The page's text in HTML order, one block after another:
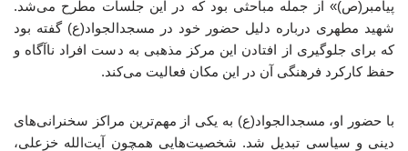
پیامبر(ص)» از جمله مباحثی بود که در این جلسات مطرح می‌شد.
شهید مطهری درباره دلیل حضور خود در مسجدالجواد(ع) گفته بود
که برای جلوگیری از افتادن این مرکز مذهبی به دست افراد ناآگاه و
حفظ کارکرد فرهنگی آن در این مکان فعالیت می‌کند.
با حضور او، مسجدالجواد(ع) به یکی از مهم‌ترین مراکز سخنرانی‌های
دینی و سیاسی تبدیل شد. شخصیت‌هایی همچون آیت‌الله خزعلی،